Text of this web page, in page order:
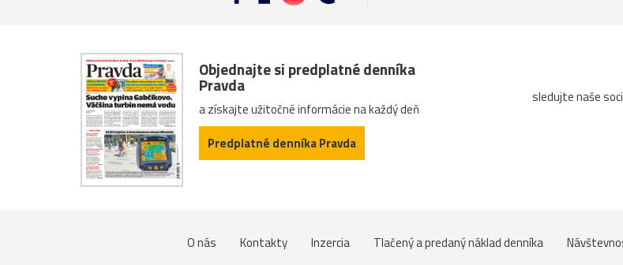
Objednajte si predplatné denníka
Pravda
a získajte užitočné informácie na každý deň
Predplatné denníka Pravda
sledujte naše
O nás Kontakty Inzercia Tlačený a predaný náklad denníka